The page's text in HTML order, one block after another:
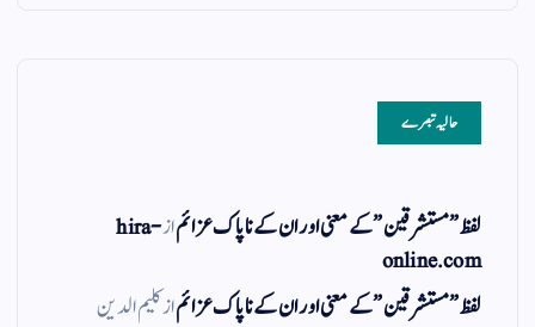
حالیہ تبصرے
لفظ ” مستشرقین ” کے معنی اور ان کے نا پاک عزائمازhira-
online.com
لفظ ” مستشرقین ” کے معنی اور ان کے نا پاک عزائمازکلیم الدین